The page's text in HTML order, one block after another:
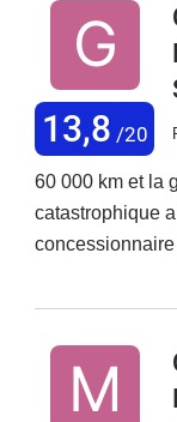
13,8 /20
60 000 km et la
catastrophique
concessionnaire
invraisemblable